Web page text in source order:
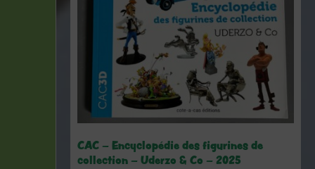
CAC – Encyclopédie des figurines de
collection – Uderzo & Co – 2025